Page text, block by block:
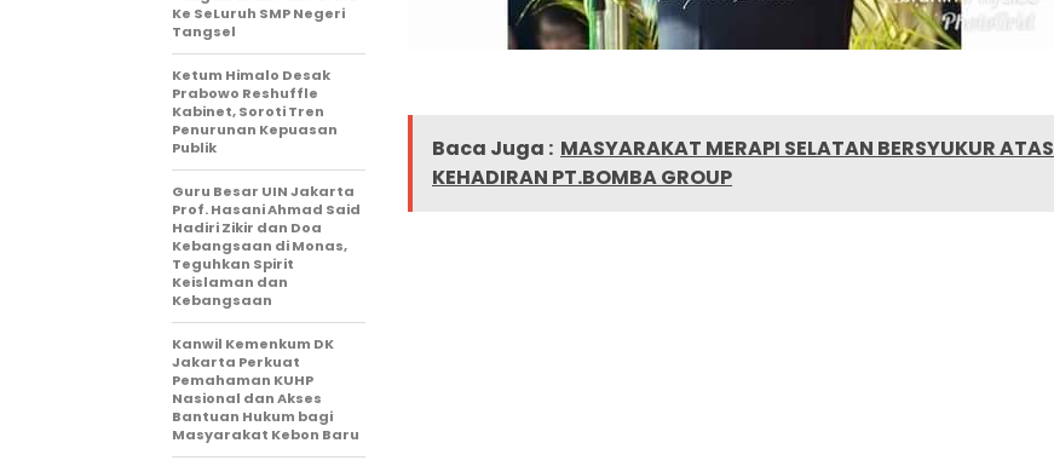
Baca Juga : MASYARAKAT MERAPI SELATAN BERSYUKUR ATAS
KEHADIRAN PT.BOMBA GROUP
Ke SeLuruh SMP Negeri
Tangsel
Ketum Himalo Desak
Prabowo Reshuffle
Kabinet, Soroti Tren
Penurunan Kepuasan
Publik
Guru Besar UIN Jakarta
Prof. Hasani Ahmad Said
Hadiri Zikir dan Doa
Kebangsaan di Monas,
Teguhkan Spirit
Keislaman dan
Kebangsaan
Kanwil Kemenkum DK
Jakarta Perkuat
Pemahaman KUHP
Nasional dan Akses
Bantuan Hukum bagi
Masyarakat Kebon Baru